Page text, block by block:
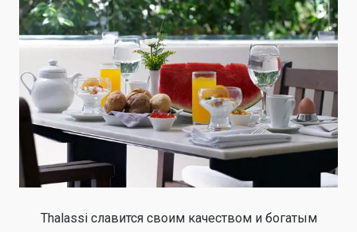
Thalassi славится своим качеством и богатым